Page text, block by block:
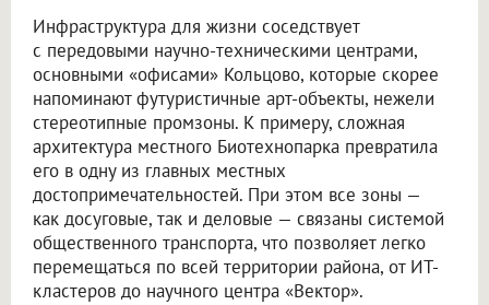
Инфраструктура для жизни соседствует
с передовыми научно-техническими центрами,
основными «офисами» Кольцово, которые скорее
напоминают футуристичные арт-объекты, нежели
стереотипные промзоны. К примеру, сложная
архитектура местного Биотехнопарка превратила
его в одну из главных местных
достопримечательностей. При этом все зоны —
как досуговые, так и деловые — связаны системой
общественного транспорта, что позволяет легко
перемещаться по всей территории района, от ИТ-
кластеров до научного центра «Вектор».